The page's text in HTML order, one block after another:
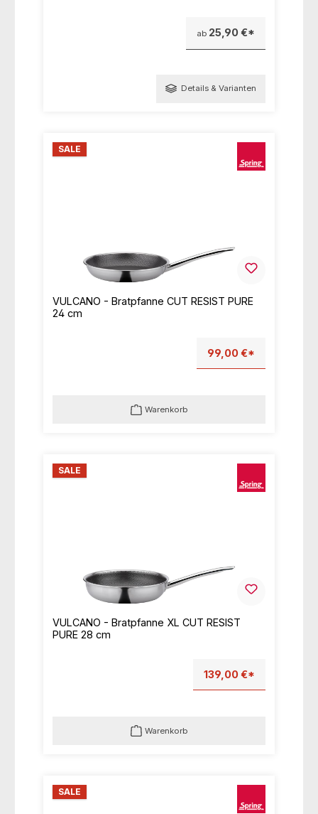
ab 25,90 €*
Details & Varianten
SALE
VULCANO - Bratpfanne CUT RESIST PURE
24 cm
99,00 €*
Warenkorb
SALE
VULCANO - Bratpfanne XL CUT RESIST
PURE 28 cm
139,00 €*
Warenkorb
SALE